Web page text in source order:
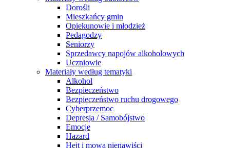
Dorośli
Mieszkańcy gmin
Opiekunowie i młodzież
Pedagodzy
Seniorzy
Sprzedawcy napojów alkoholowych
Uczniowie
Materiały według tematyki
Alkohol
Bezpieczeństwo
Bezpieczeństwo ruchu drogowego
Cyberprzemoc
Depresja / Samobójstwo
Emocje
Hazard
Hejt i mowa nienawiści